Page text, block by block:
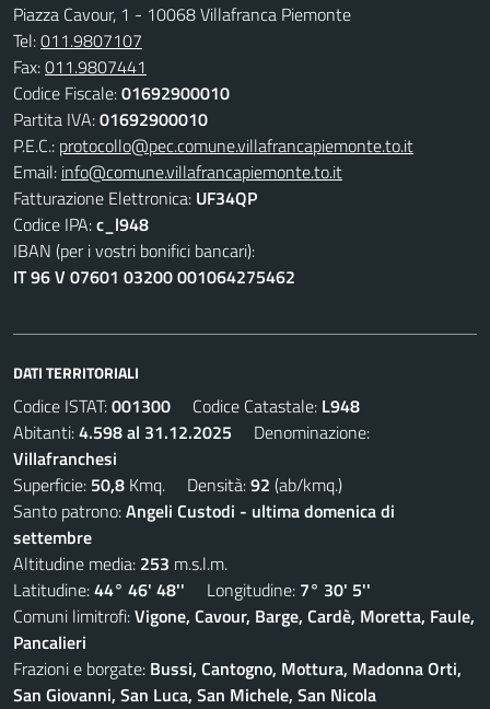
Piazza Cavour, 1 - 10068 Villafranca Piemonte
Tel:011.9807107
Fax:011.9807441
Codice Fiscale:01692900010
Partita IVA:01692900010
P.E.C.: protocollo@pec.comune.villafrancapiemonte.to.it
Email: info@comune.villafrancapiemonte.to.it
Fatturazione Elettronica: UF34QP
Codice IPA:c_l948
IBAN (per i vostri bonifici bancari):
IT 96 V 07601 03200 001064275462
DATI TERRITORIALI
Codice ISTAT:001300 Codice Catastale: L948
Abitanti:4.598 al 31.12.2025 Denominazione:
Villafranchesi
Superficie: 50,8 Kmq. Densità:92 (ab/kmq.)
Santo patrono:Angeli Custodi - ultima domenica di
settembre
Altitudine media: 253 m.s.l.m.
Latitudine:44° 46' 48'' Longitudine: 7° 30' 5''
Comuni limitrofi:Vigone, Cavour, Barge, Cardè, Moretta, Faule,
Pancalieri
Frazioni e borgate: Bussi, Cantogno, Mottura, Madonna Orti,
San Giovanni, San Luca, San Michele, San Nicola